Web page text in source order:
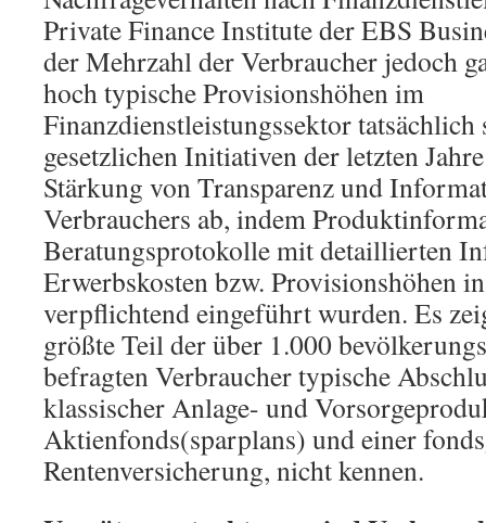
Private Finance Institute der EBS
der Mehrzahl der Verbraucher jedoch
hoch typische Provisionshöhen im
Finanzdienstleistungssektor
gesetzlichen Initiativen der letzten
Stärkung von Transparenz und
Verbrauchers ab, indem
Beratungsprotokolle mit detaillierten
Erwerbskosten bzw. Provisionshöhen
verpflichtend eingeführt wurden. Es
größte Teil der über 1.000
befragten Verbraucher typische
klassischer Anlage- und
Aktienfonds(sparplans) und einer
Rentenversicherung, nicht kennen.